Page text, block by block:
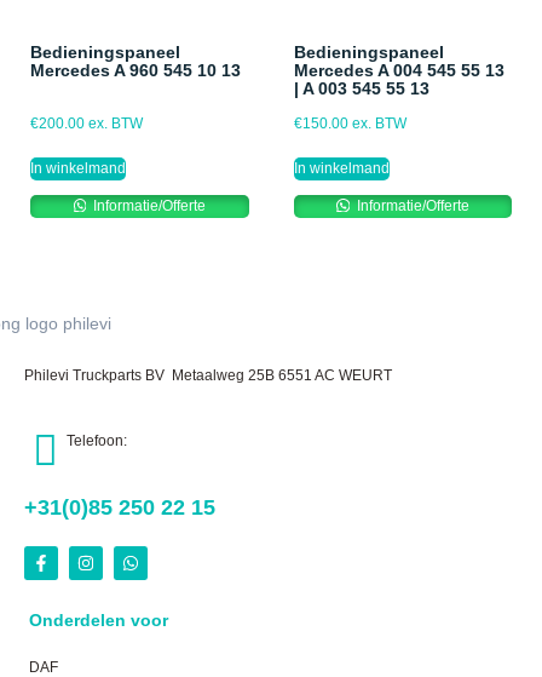
Bedieningspaneel
Mercedes A 960 545 10 13
€200.00 ex. BTW
In winkelmand
Informatie/Offerte
Bedieningspaneel
Mercedes A 004 545 55 13
| A 003 545 55 13
€150.00 ex. BTW
In winkelmand
Informatie/Offerte
Philevi Truckparts BV Metaalweg 25B 6551 AC WEURT
Telefoon:
+31(0)85 250 22 15
Onderdelen voor
DAF